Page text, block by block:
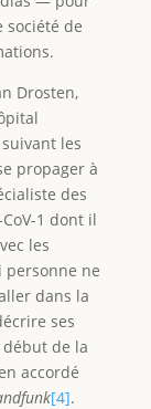
société de
Drosten,
les
propager à
des
1 dont il
les
personne ne
dans la
ses
de la
accordé
[4].